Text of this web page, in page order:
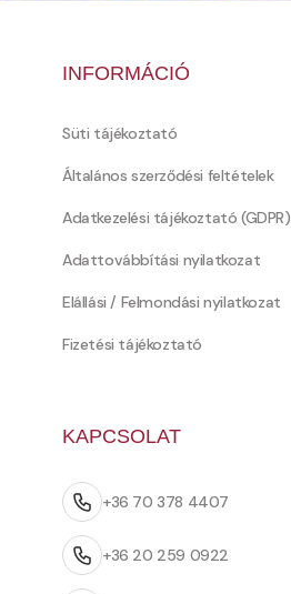
INFORMÁCIÓ
Süti tájékoztató
Általános szerződési feltételek
Adatkezelési tájékoztató (GDPR)
Adattovábbítási nyilatkozat
Elállási / Felmondási nyilatkozat
Fizetési tájékoztató
KAPCSOLAT
+36 70 378 4407
+36 20 259 0922